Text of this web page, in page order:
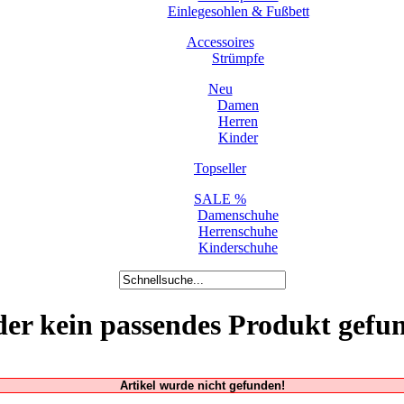
Einlegesohlen & Fußbett
Accessoires
Strümpfe
Neu
Damen
Herren
Kinder
Topseller
SALE %
Damenschuhe
Herrenschuhe
Kinderschuhe
kein passendes Produkt
Artikel wurde nicht gefunden!